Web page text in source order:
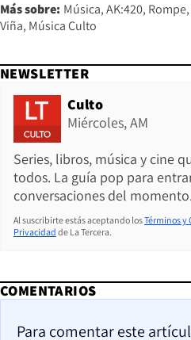
Más sobre: Música AK:420 Rompe
Viña Música Culto
NEWSLETTER
Culto
Miércoles, AM
Series, libros, música y cine
todos. La guía pop para
conversaciones del momento.
Al suscribirte estás aceptando losTérminos y
Privacidad de La Tercera.
COMENTARIOS
Para comentar este